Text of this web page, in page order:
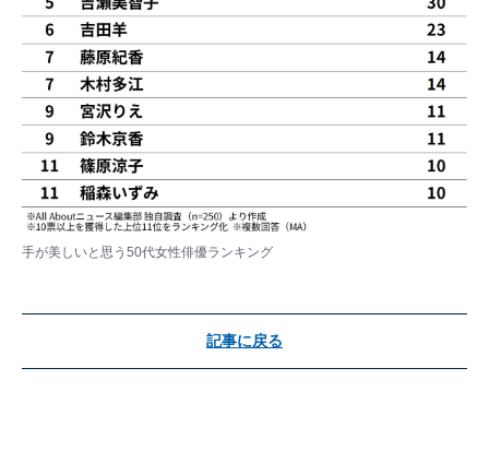
手が美しいと思う50代女性俳優ランキング
記事に戻る